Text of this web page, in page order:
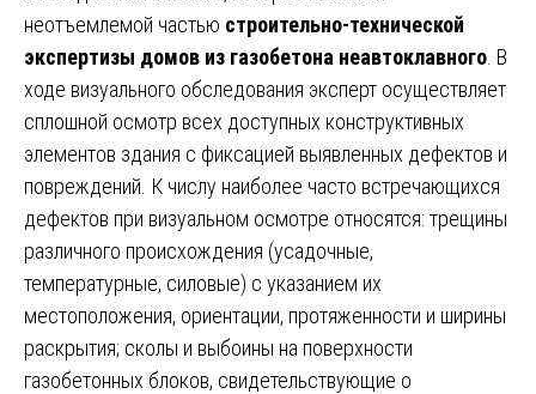
неотъемлемой частью строительно-технической
экспертизы домов из газобетона неавтоклавного . В
ходе визуального обследования эксперт осуществляет
сплошной осмотр всех доступных конструктивных
элементов здания с фиксацией выявленных дефектов и
повреждений. К числу наиболее часто встречающихся
дефектов при визуальном осмотре относятся: трещины
различного происхождения (усадочные,
температурные, силовые) с указанием их
местоположения, ориентации, протяженности и ширины
раскрытия; сколы и выбоины на поверхности
газобетонных блоков, свидетельствующие о